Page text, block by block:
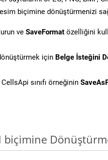
biçimine dönüştürmenizi
ve SaveFormat özelliğini
için Belge İsteğini
sınıfı örneğinin
biçimine